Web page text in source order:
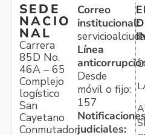
SEDE
NACIO
NAL
Carrera
85D No.
46A – 65
Complejo
logístico
San
Cayetano
Conmutador:
Correo
institucional:
Línea
Desde
móvil o fijo:
157
judiciales: